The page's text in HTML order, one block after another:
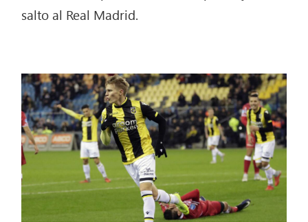
salto al Real Madrid.